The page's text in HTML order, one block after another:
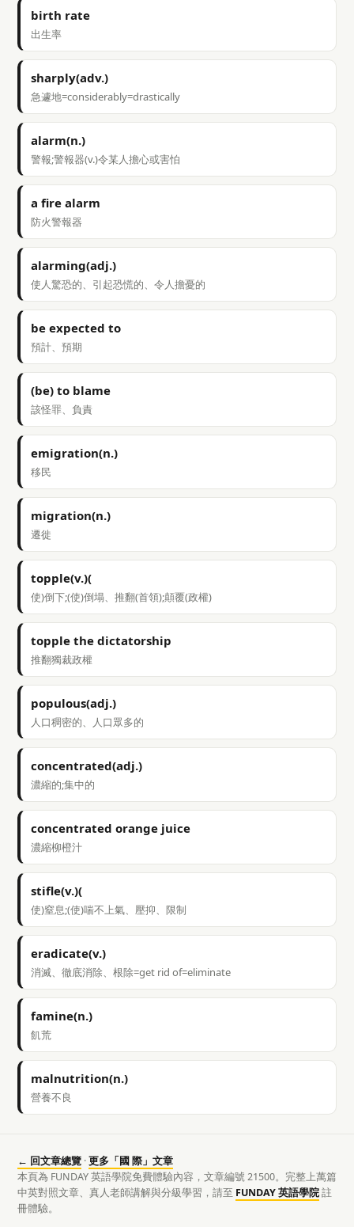
birth rate
出生率
sharply(adv.)
急遽地=considerably=drastically
alarm(n.)
警報;警報器(v.)令某人擔心或害怕
a fire alarm
防火警報器
alarming(adj.)
使人驚恐的、引起恐慌的、令人擔憂的
be expected to
預計、預期
(be) to blame
該怪罪、負責
emigration(n.)
移民
migration(n.)
遷徙
topple(v.)(
使)倒下;(使)倒塌、推翻(首領);顛覆(政權)
topple the dictatorship
推翻獨裁政權
populous(adj.)
人口稠密的、人口眾多的
concentrated(adj.)
濃縮的;集中的
concentrated orange juice
濃縮柳橙汁
stifle(v.)(
使)窒息;(使)喘不上氣、壓抑、限制
eradicate(v.)
消滅、徹底消除、根除=get rid of=eliminate
famine(n.)
飢荒
malnutrition(n.)
營養不良
← 回文章總覽 ·更多「國 際」文章
本頁為 FUNDAY 英語學院免費體驗內容，文章編號 21500。完整上萬篇
中英對照文章、真人老師講解與分級學習，請至 FUNDAY 英語學院註
冊體驗。